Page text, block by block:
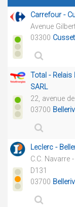
Carrefour -
Avenue
03300 Cusset
Total - Relais
SARL
22, avenue
03700
Leclerc -
C.C. Navarre
D131
03700